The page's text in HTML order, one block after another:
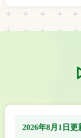
2026年8月1日更